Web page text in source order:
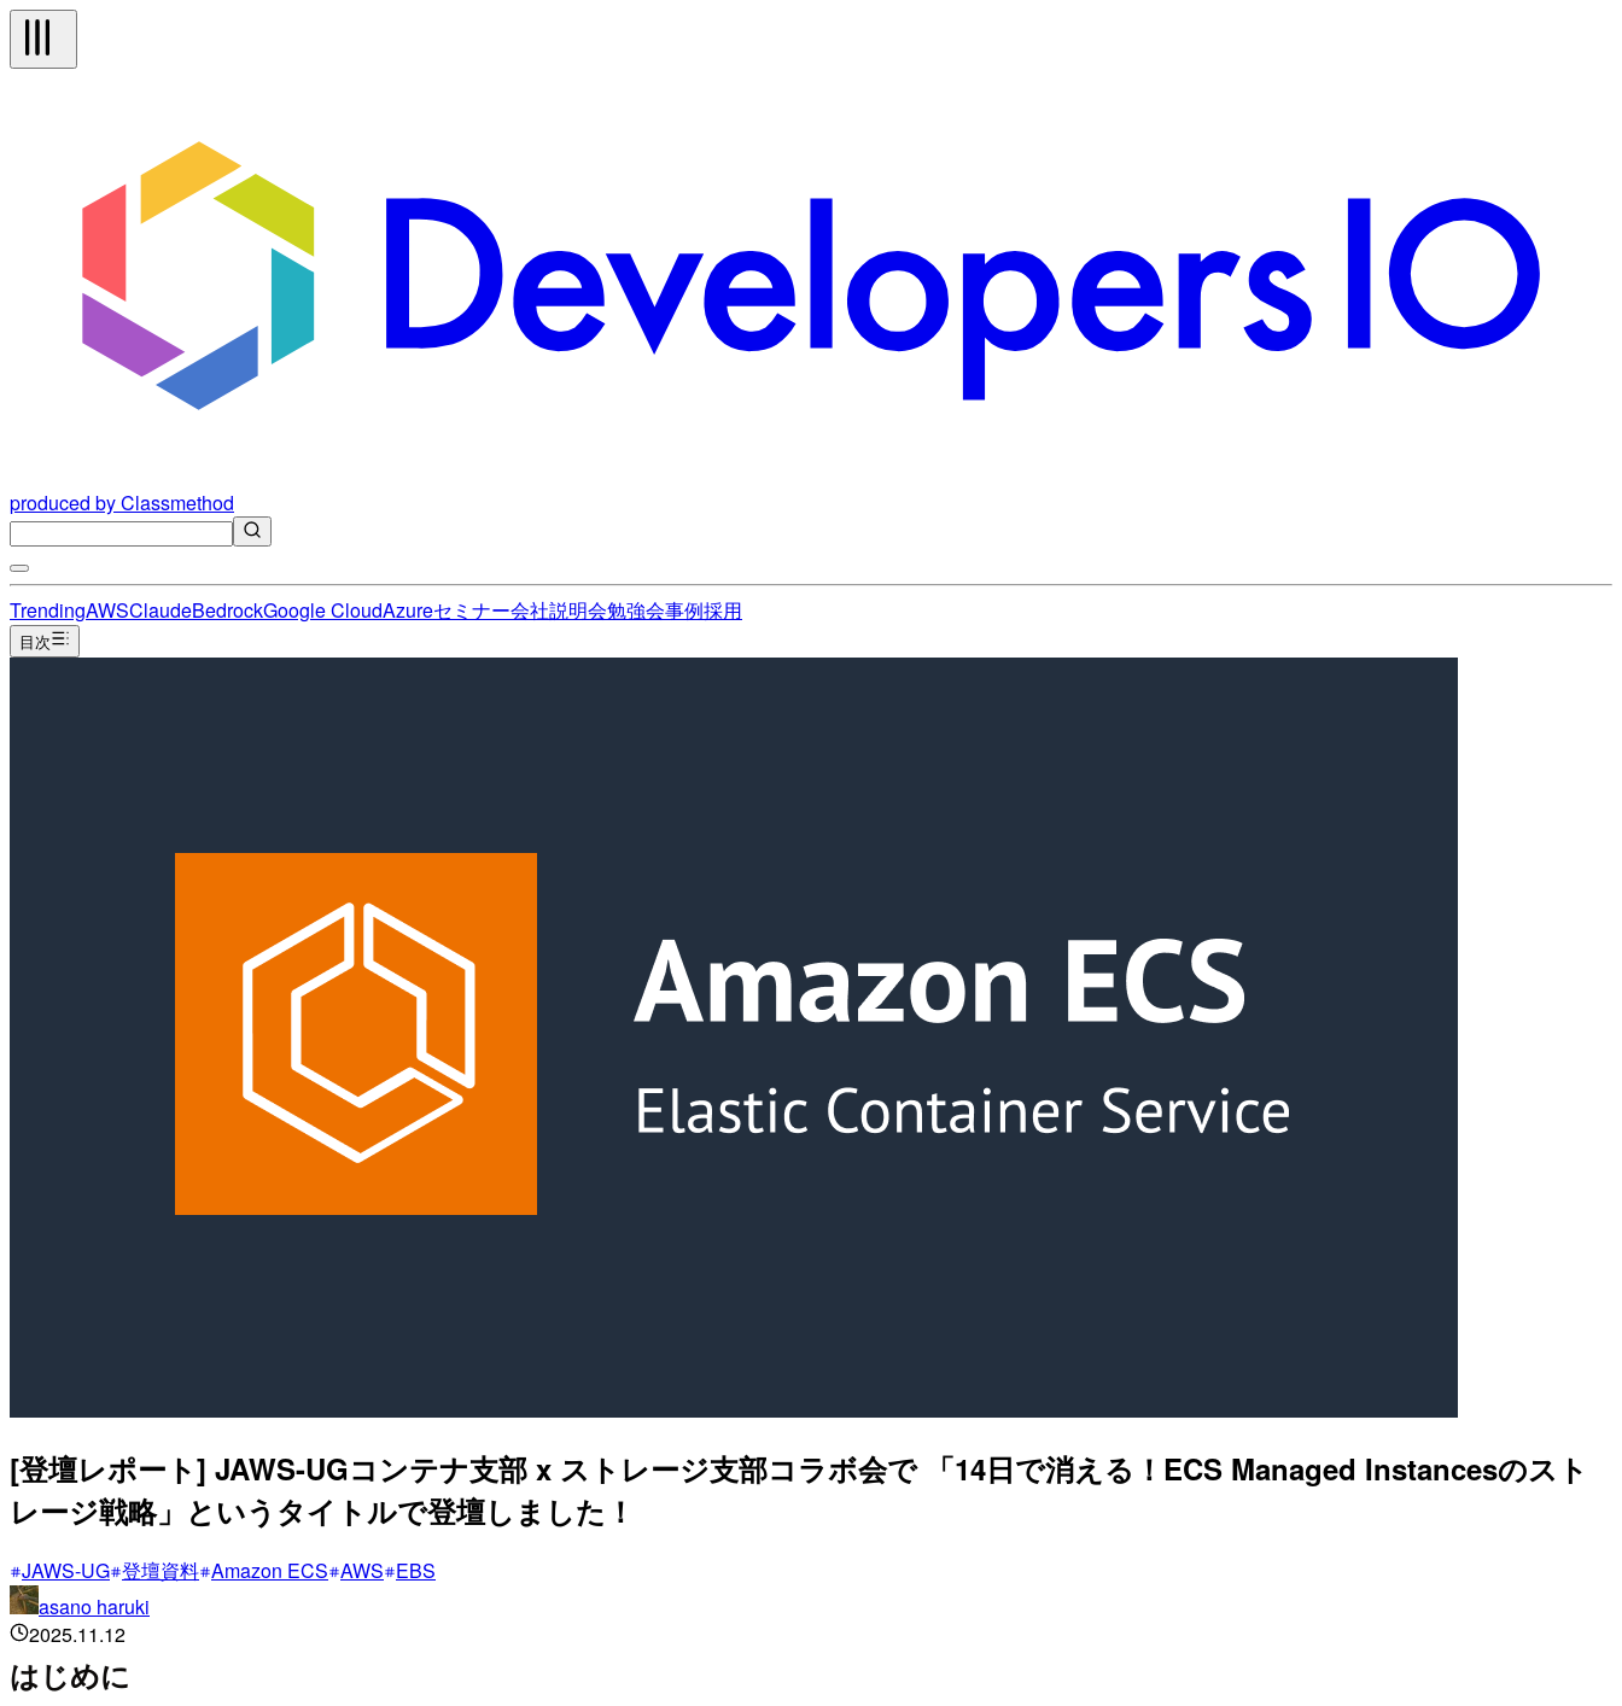
produced by Classmethod
TrendingAWSClaudeBedrockGoogle CloudAzureセミナー会社説明会勉強会事例採用
目次
[登壇レポート] JAWS-UGコンテナ支部 x ストレージ支部コラボ会で 「14日で消える！ECS Managed Instancesのスト
レージ戦略」というタイトルで登壇しました！
JAWS-UG 登壇資料 Amazon ECS AWS EBS
asano haruki
2025.11.12
はじめに